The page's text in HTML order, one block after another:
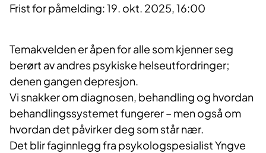
Frist for påmelding: 19. okt. 2025, 16:00
Temakvelden er åpen for alle som kjenner seg
berørt av andres psykiske helseutfordringer;
denen gangen depresjon.
Vi snakker om diagnosen, behandling og hvordan
behandlingssystemet fungerer – men også om
hvordan det påvirker deg som står nær.
Det blir faginnlegg fra psykologspesialist Yngve